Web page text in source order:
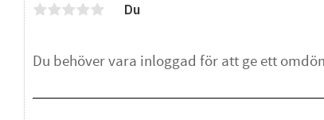
Du